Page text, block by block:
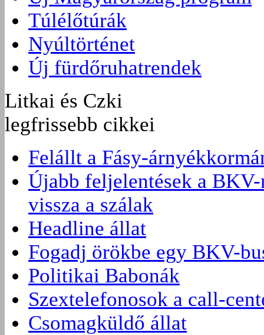
Túlélőtúrák
Nyúltörténet
Új fürdőruhatrendek
Litkai és Czki
legfrissebb cikkei
Felállt a Fásy-
Újabb feljelentések a
vissza a szálak
Headline állat
Fogadj örökbe egy BKV-
Politikai Babonák
Szextelefonosok a call-
Csomagküldő állat